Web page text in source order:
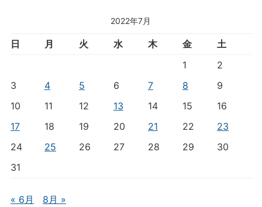
2022年7月
日 月 火 水 木 金
土
1
2
3
4 5 6 7 8
9
10
11 12 13 14 15
16
17
18 19 20 21 22
23
24
25 26 27 28 29
30
31
« 6月 8月 »